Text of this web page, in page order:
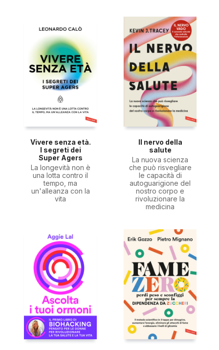
Vivere senza età.
I segreti dei
Super Agers
La longevità non è
una lotta contro il
tempo, ma
un'alleanza con la
vita
Il nervo della
salute
La nuova scienza
che può risvegliare
le capacità di
autoguarigione del
nostro corpo e
rivoluzionare la
medicina